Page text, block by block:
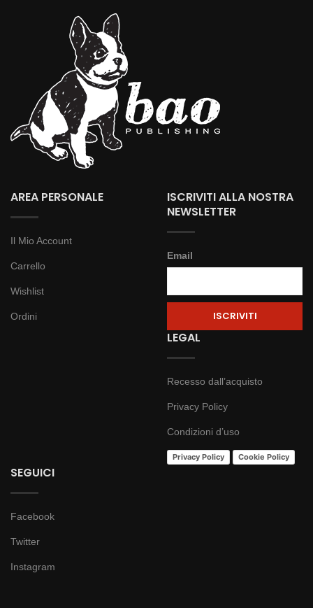
AREA PERSONALE
Il Mio Account
Carrello
Wishlist
Ordini
ISCRIVITI ALLA NOSTRA
NEWSLETTER
Email
LEGAL
Recesso dall’acquisto
Privacy Policy
Condizioni d’uso
Privacy Policy Cookie Policy
SEGUICI
Facebook
Twitter
Instagram